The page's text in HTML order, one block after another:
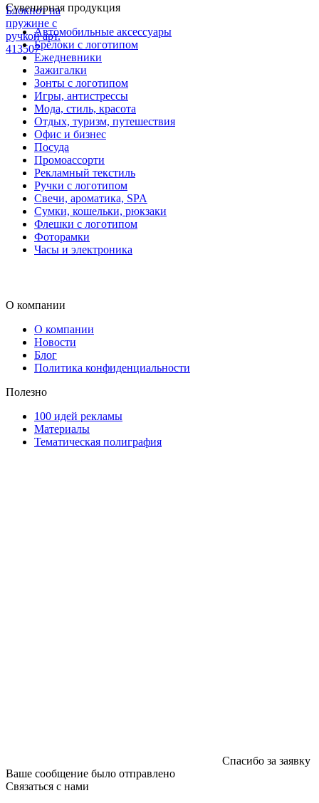
Блокнот на
пружине с
ручкой арт.
413507
Сувенирная продукция
Автомобильные аксессуары
Брелоки с логотипом
Ежедневники
Зажигалки
Зонты с логотипом
Игры, антистрессы
Мода, стиль, красота
Отдых, туризм, путешествия
Офис и бизнес
Посуда
Промоассорти
Рекламный текстиль
Ручки с логотипом
Свечи, ароматика, SPA
Сумки, кошельки, рюкзаки
Флешки с логотипом
Фоторамки
Часы и электроника
О компании
О компании
Новости
Блог
Политика конфиденциальности
Полезно
100 идей рекламы
Материалы
Тематическая полиграфия
Спасибо за заявку
Ваше сообщение было отправлено
Связаться с нами